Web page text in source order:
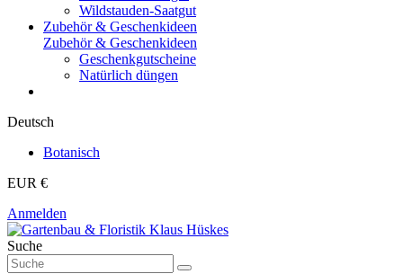
Wildstauden-Saatgut
Zubehör & Geschenkideen
Zubehör & Geschenkideen
Geschenkgutscheine
Natürlich düngen
Deutsch
Botanisch
EUR €
Anmelden
Suche